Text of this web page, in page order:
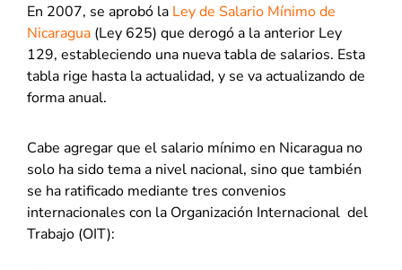
En 2007, se aprobó la Ley de Salario Mínimo de
Nicaragua (Ley 625) que derogó a la anterior Ley
129, estableciendo una nueva tabla de salarios. Esta
tabla rige hasta la actualidad, y se va actualizando de
forma anual.
Cabe agregar que el salario mínimo en Nicaragua no
solo ha sido tema a nivel nacional, sino que también
se ha ratificado mediante tres convenios
internacionales con la Organización Internacional del
Trabajo (OIT):